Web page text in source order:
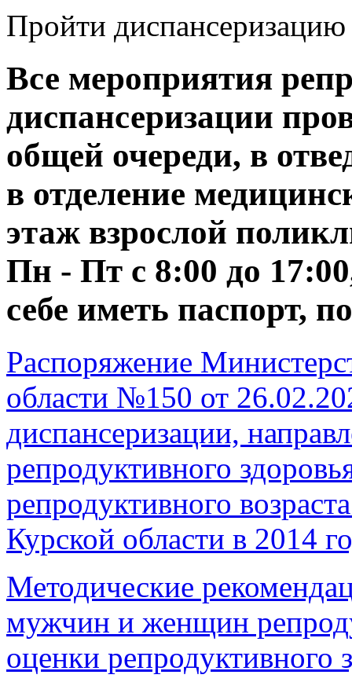
Пройти
Все мероприятия
диспансеризации
общей очереди, в
в отделение
этаж взрослой
Пн - Пт с 8:00 до
себе иметь паспорт,
Распоряжение
области №150 от
диспансеризации,
репродуктивного
репродуктивного
Курской области в 2014
Методические
мужчин и женщин
оценки репродуктивного